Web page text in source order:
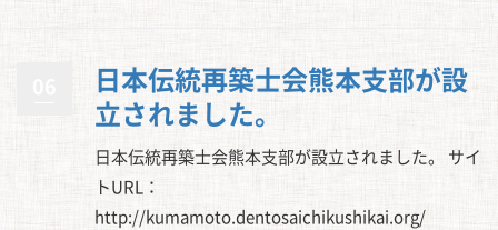
日本伝統再築士会熊本支部が設
立されました。
日本伝統再築士会熊本支部が設立されました。 サイ
トURL：
http://kumamoto.dentosaichikushikai.org/